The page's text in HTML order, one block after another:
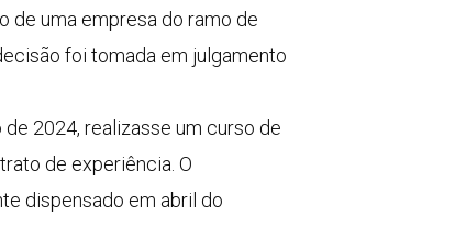
de uma empresa do ramo de
foi tomada em julgamento
2024, realizasse um curso de
de experiência. O
dispensado em abril do